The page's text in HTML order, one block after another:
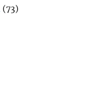
(73)